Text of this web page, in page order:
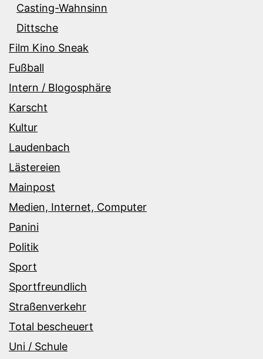
Casting-Wahnsinn
Dittsche
Film Kino Sneak
Fußball
Intern / Blogosphäre
Karscht
Kultur
Laudenbach
Lästereien
Mainpost
Medien, Internet, Computer
Panini
Politik
Sport
Sportfreundlich
Straßenverkehr
Total bescheuert
Uni / Schule